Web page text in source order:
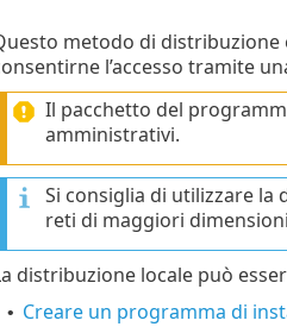
metodo di distribuzione
l’accesso tramite
Il pacchetto del
amministrativi.
Si consiglia di utilizzare la
reti di maggiori
distribuzione locale può
• Creare un programma di